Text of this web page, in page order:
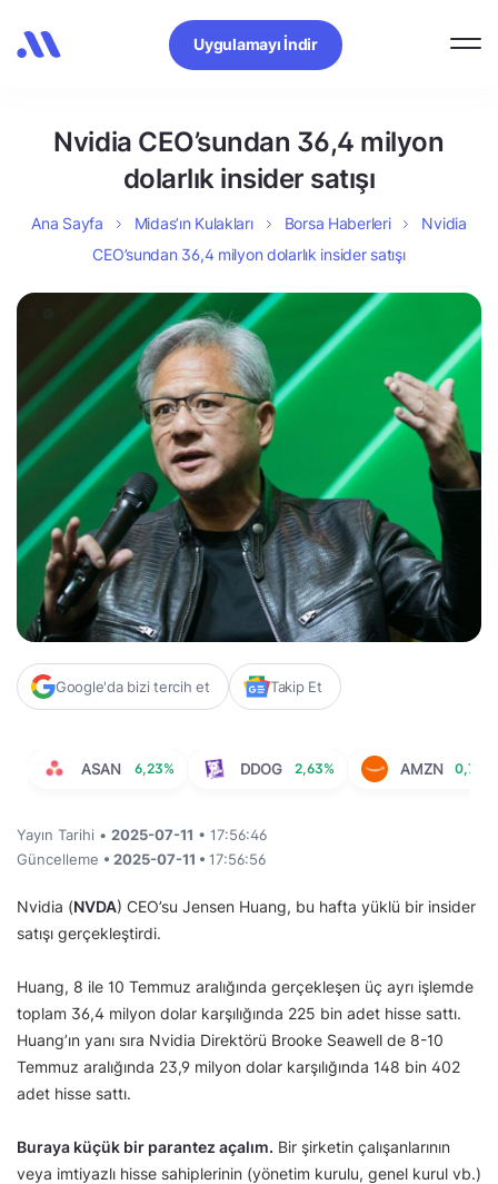
Uygulamayı İndir
Nvidia CEO’sundan 36,4 milyon
dolarlık insider satışı
Ana Sayfa Midas’ın Kulakları Borsa Haberleri
Nvidia
CEO’sundan 36,4 milyon dolarlık insider satışı
Google'da bizi tercih et Takip Et
ASAN 6,23% DDOG 2,63% AMZN 0,76%
Yayın Tarihi • 2025-07-11 • 17:56:46
Güncelleme • 2025-07-11 • 17:56:56
Nvidia (NVDA) CEO’su Jensen Huang, bu hafta yüklü bir insider
satışı gerçekleştirdi.
Huang, 8 ile 10 Temmuz aralığında gerçekleşen üç ayrı işlemde
toplam 36,4 milyon dolar karşılığında 225 bin adet hisse sattı.
Huang’ın yanı sıra Nvidia Direktörü Brooke Seawell de 8-10
Temmuz aralığında 23,9 milyon dolar karşılığında 148 bin 402
adet hisse sattı.
Buraya küçük bir parantez açalım. Bir şirketin çalışanlarının
veya imtiyazlı hisse sahiplerinin (yönetim kurulu, genel kurul vb.)